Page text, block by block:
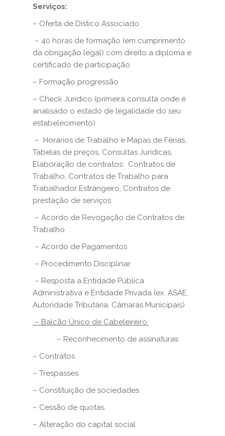
Serviços:
– Oferta de Dístico Associado
– 40 horas de formação (em cumprimento
da obrigação legal) com direito a diploma e
certificado de participação
– Formação progressão
– Check Jurídico (primeira consulta onde é
analisado o estado de legalidade do seu
estabelecimento)
– Horários de Trabalho e Mapas de Férias,
Tabelas de preços, Consultas Jurídicas,
Elaboração de contratos: Contratos de
Trabalho, Contratos de Trabalho para
Trabalhador Estrangeiro, Contratos de
prestação de serviços
– Acordo de Revogação de Contratos de
Trabalho
– Acordo de Pagamentos
– Procedimento Disciplinar
– Resposta a Entidade Pública
Administrativa e Entidade Privada (ex. ASAE,
Autoridade Tributária, Câmaras Municipais)
– Balcão Único de Cabeleireiro:
– Reconhecimento de assinaturas
– Contratos
– Trespasses
– Constituição de sociedades
– Cessão de quotas
– Alteração do capital social